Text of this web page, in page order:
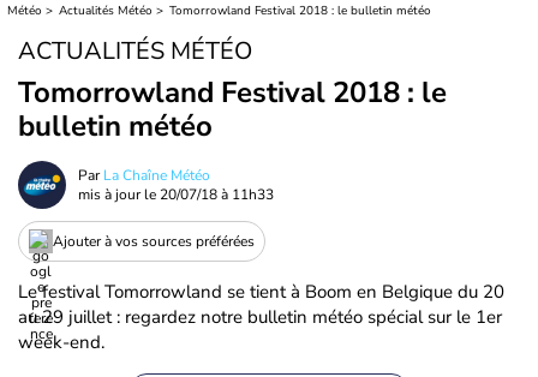
Météo Actualités Météo Tomorrowland Festival 2018 : le bulletin météo
ACTUALITÉS MÉTÉO
Tomorrowland Festival 2018 : le
bulletin météo
ParLa Chaîne Météo
mis à jour le 20/07/18 à 11h33
Ajouter à vos sources préférées
Le festival Tomorrowland se tient à Boom en Belgique du 20
au 29 juillet : regardez notre bulletin météo spécial sur le 1er
week-end.